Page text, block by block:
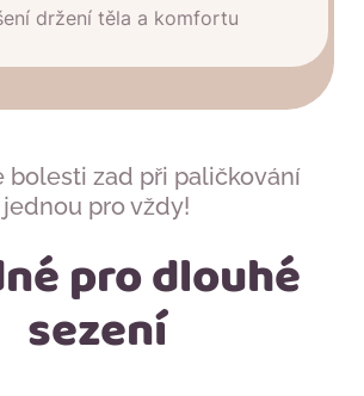
držení těla a komfortu
bolesti zad při paličkování
jednou pro vždy!
pro dlouhé
sezení